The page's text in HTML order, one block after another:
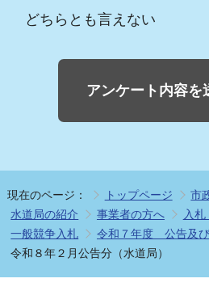
どちらとも言えない
アンケート内容を
現在のページ： トップページ 市
水道局の紹介
事業者の方へ
入
一般競争入札
令和７年度 公告及
令和８年２月公告分（水道局）